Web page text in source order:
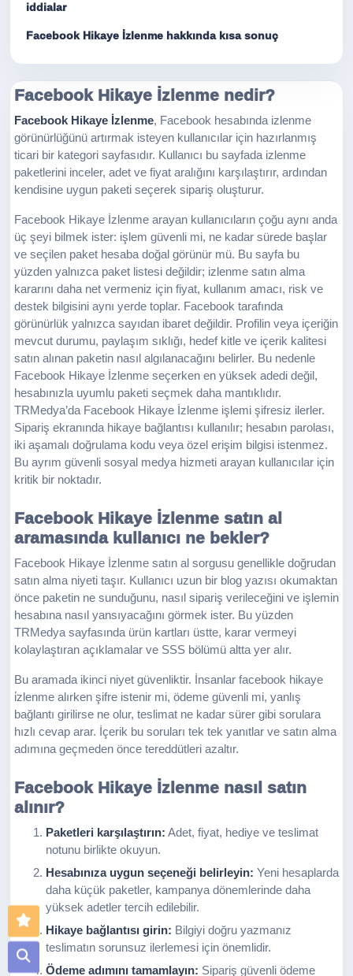
iddialar
Facebook Hikaye İzlenme hakkında kısa sonuç
Facebook Hikaye İzlenme nedir?
Facebook Hikaye İzlenme, Facebook hesabında izlenme
görünürlüğünü artırmak isteyen kullanıcılar için hazırlanmış
ticari bir kategori sayfasıdır. Kullanıcı bu sayfada izlenme
paketlerini inceler, adet ve fiyat aralığını karşılaştırır, ardından
kendisine uygun paketi seçerek sipariş oluşturur.
Facebook Hikaye İzlenme arayan kullanıcıların çoğu aynı anda
üç şeyi bilmek ister: işlem güvenli mi, ne kadar sürede başlar
ve seçilen paket hesaba doğal görünür mü. Bu sayfa bu
yüzden yalnızca paket listesi değildir; izlenme satın alma
kararını daha net vermeniz için fiyat, kullanım amacı, risk ve
destek bilgisini aynı yerde toplar. Facebook tarafında
görünürlük yalnızca sayıdan ibaret değildir. Profilin veya içeriğin
mevcut durumu, paylaşım sıklığı, hedef kitle ve içerik kalitesi
satın alınan paketin nasıl algılanacağını belirler. Bu nedenle
Facebook Hikaye İzlenme seçerken en yüksek adedi değil,
hesabınızla uyumlu paketi seçmek daha mantıklıdır.
TRMedya’da Facebook Hikaye İzlenme işlemi şifresiz ilerler.
Sipariş ekranında hikaye bağlantısı kullanılır; hesabın parolası,
iki aşamalı doğrulama kodu veya özel erişim bilgisi istenmez.
Bu ayrım güvenli sosyal medya hizmeti arayan kullanıcılar için
kritik bir noktadır.
Facebook Hikaye İzlenme satın al
aramasında kullanıcı ne bekler?
Facebook Hikaye İzlenme satın al sorgusu genellikle doğrudan
satın alma niyeti taşır. Kullanıcı uzun bir blog yazısı okumaktan
önce paketin ne sunduğunu, nasıl sipariş verileceğini ve işlemin
hesabına nasıl yansıyacağını görmek ister. Bu yüzden
TRMedya sayfasında ürün kartları üstte, karar vermeyi
kolaylaştıran açıklamalar ve SSS bölümü altta yer alır.
Bu aramada ikinci niyet güvenliktir. İnsanlar facebook hikaye
i̇zlenme alırken şifre istenir mi, ödeme güvenli mi, yanlış
bağlantı girilirse ne olur, teslimat ne kadar sürer gibi sorulara
hızlı cevap arar. İçerik bu soruları tek tek yanıtlar ve satın alma
adımına geçmeden önce tereddütleri azaltır.
Facebook Hikaye İzlenme nasıl satın
alınır?
Paketleri karşılaştırın: Adet, fiyat, hediye ve teslimat
notunu birlikte okuyun.
Hesabınıza uygun seçeneği belirleyin: Yeni hesaplarda
daha küçük paketler, kampanya dönemlerinde daha
yüksek adetler tercih edilebilir.
Hikaye bağlantısı girin: Bilgiyi doğru yazmanız
teslimatın sorunsuz ilerlemesi için önemlidir.
Ödeme adımını tamamlayın: Sipariş güvenli ödeme